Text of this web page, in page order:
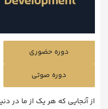
از آنجایی که هر یک از ما در
دوره حضوری
دوره صوتی